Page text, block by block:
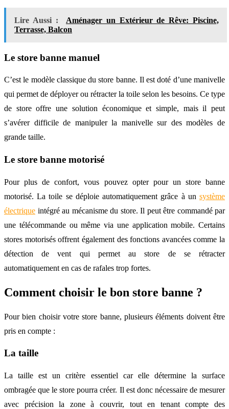
Lire Aussi :
Aménager un Extérieur de Rêve: Piscine,
Terrasse, Balcon
Le store banne manuel
C’est le modèle classique du store banne. Il est doté d’une manivelle
qui permet de déployer ou rétracter la toile selon les besoins. Ce type
de store offre une solution économique et simple, mais il peut
s’avérer difficile de manipuler la manivelle sur des modèles de
grande taille.
Le store banne motorisé
Pour plus de confort, vous pouvez opter pour un store banne
motorisé. La toile se déploie automatiquement grâce à un système
électrique intégré au mécanisme du store. Il peut être commandé par
une télécommande ou même via une application mobile. Certains
stores motorisés offrent également des fonctions avancées comme la
détection de vent qui permet au store de se rétracter
automatiquement en cas de rafales trop fortes.
Comment choisir le bon store banne ?
Pour bien choisir votre store banne, plusieurs éléments doivent être
pris en compte :
La taille
La taille est un critère essentiel car elle détermine la surface
ombragée que le store pourra créer. Il est donc nécessaire de mesurer
avec précision la zone à couvrir, tout en tenant compte des